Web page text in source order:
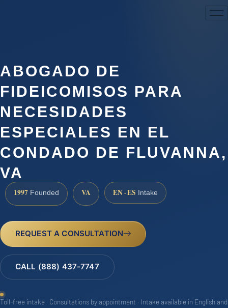
ABOGADO DE
FIDEICOMISOS PARA
NECESIDADES
ESPECIALES EN EL
CONDADO DE FLUVANNA,
VA
1997 Founded VA EN · ES Intake
REQUEST A CONSULTATION
CALL (888) 437-7747
Toll-free intake · Consultations by appointment · Intake available in English and